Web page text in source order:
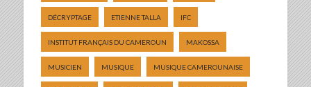
DÉCRYPTAGE ETIENNE TALLA IFC
INSTITUT FRANÇAIS DU CAMEROUN MAKOSSA
MUSICIEN MUSIQUE MUSIQUE CAMEROUNAISE